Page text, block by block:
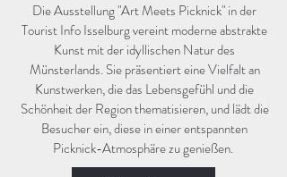
Die Ausstellung "Art Meets Picknick" in der
Tourist Info Isselburg vereint moderne abstrakte
Kunst mit der idyllischen Natur des
Münsterlands. Sie präsentiert eine Vielfalt an
Kunstwerken, die das Lebensgefühl und die
Schönheit der Region thematisieren, und lädt die
Besucher ein, diese in einer entspannten
Picknick-Atmosphäre zu genießen.